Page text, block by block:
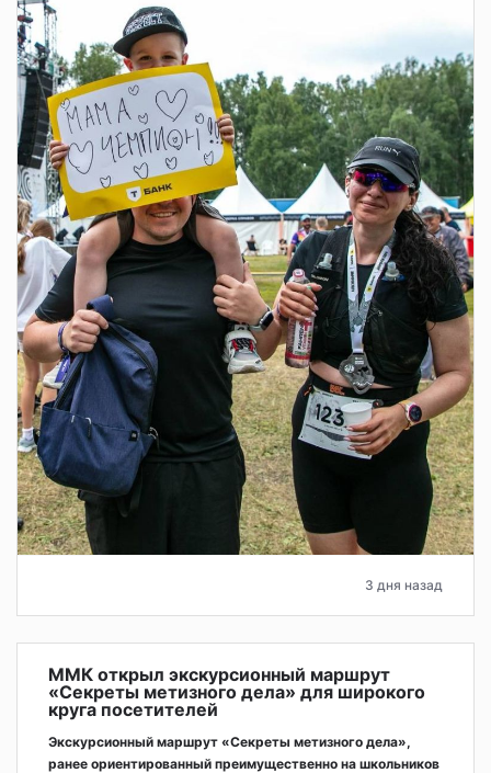
3 дня назад
ММК открыл экскурсионный маршрут
«Секреты метизного дела» для широкого
круга посетителей
Экскурсионный маршрут «Секреты метизного дела»,
ранее ориентированный преимущественно на школьников